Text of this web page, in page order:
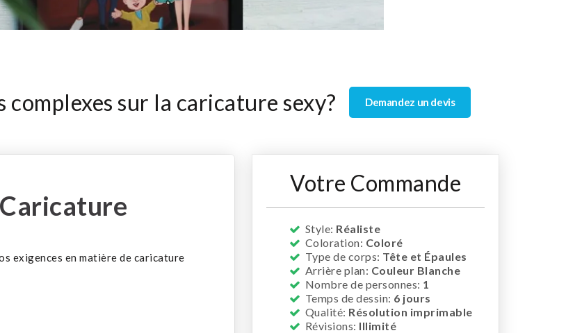
complexes sur la caricature sexy? Demandez un devis
exigences en matière de caricature
Votre Commande
Style: Réaliste
Coloration: Coloré
Type de corps: Tête et Épaules
Arrière plan: Couleur Blanche
Nombre de personnes: 1
Temps de dessin: 6 jours
Qualité: Résolution imprimable
Révisions: Illimité